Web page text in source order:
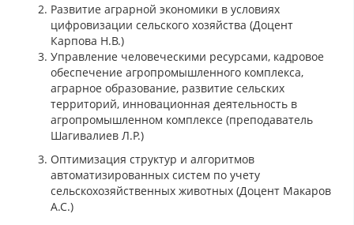
Развитие аграрной экономики в условиях
цифровизации сельского хозяйства (Доцент
Карпова Н.В.)
Управление человеческими ресурсами, кадровое
обеспечение агропромышленного комплекса,
аграрное образование, развитие сельских
территорий, инновационная деятельность в
агропромышленном комплексе (преподаватель
Шагивалиев Л.Р.)
Оптимизация структур и алгоритмов
автоматизированных систем по учету
сельскохозяйственных животных (Доцент Maкaрoв
A.C.)